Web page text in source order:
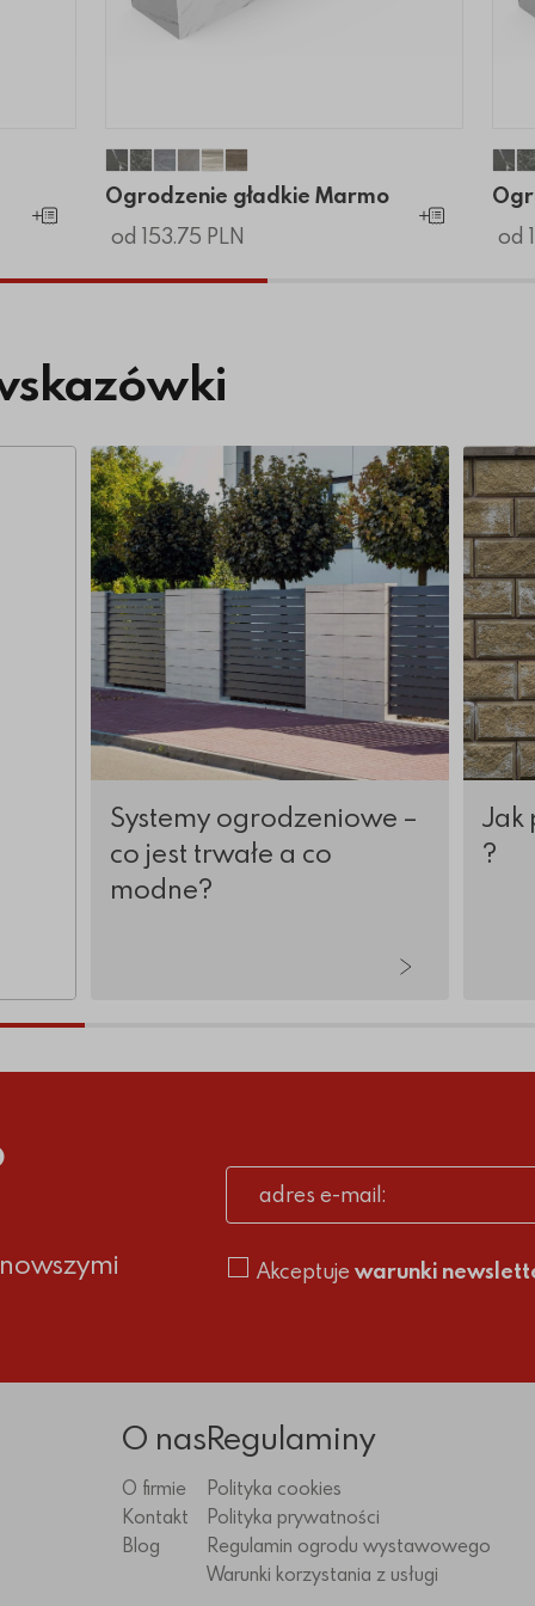
Dodaj do koszyka
Ogrodzenie gładkie Marmo
Ogrodzenie gładkie Marmo
Ogrodzenie gładkie Marmo
Ogrodzenie gładkie Marmo
Ogrodzenie gładkie Marmo
Ogrodzenie gładkie Marmo
Ogrodzenie gładkie Marmo
od 153.75 PLN
Dodaj do koszyka
od
Systemy ogrodzeniowe –
co jest trwałe a co
modne?
Więcej o Systemy ogrodzeniowe – co jest
Jak
?
Więcej
adres e-mail
Akceptuje warunki
O nas
O firmie
Kontakt
Blog
Regulaminy
Polityka cookies
Polityka prywatności
Regulamin ogrodu wystawowego
Warunki korzystania z usługi